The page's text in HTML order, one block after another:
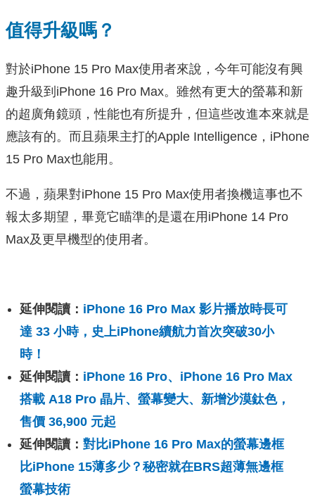
值得升級嗎？
對於iPhone 15 Pro Max使用者來說，今年可能沒有興
趣升級到iPhone 16 Pro Max。雖然有更大的螢幕和新
的超廣角鏡頭，性能也有所提升，但這些改進本來就是
應該有的。而且蘋果主打的Apple Intelligence，iPhone
15 Pro Max也能用。
不過，蘋果對iPhone 15 Pro Max使用者換機這事也不
報太多期望，畢竟它瞄準的是還在用iPhone 14 Pro
Max及更早機型的使用者。
延伸閱讀： iPhone 16 Pro Max 影片播放時長可
達 33 小時，史上iPhone續航力首次突破30小
時！
延伸閱讀： iPhone 16 Pro、iPhone 16 Pro Max
搭載 A18 Pro 晶片、螢幕變大、新增沙漠鈦色，
售價 36,900 元起
延伸閱讀： 對比iPhone 16 Pro Max的螢幕邊框
比iPhone 15薄多少？秘密就在BRS超薄無邊框
螢幕技術